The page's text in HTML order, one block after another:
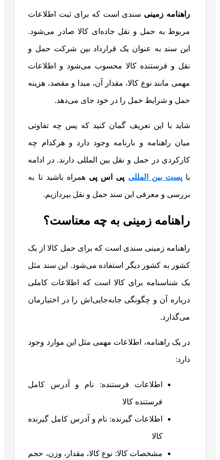
راهنامه زمینی سندی است که برای ثبت اطلاعات
مربوط به حمل و نقل جاده‌ای کالا صادر می‌شود.
این سند به عنوان یک قرارداد بین شرکت حمل و
نقل و فرستنده کالا محسوب می‌شود و اطلاعات
مهمی مانند نوع کالا، مقدار آن، مبدا و مقصد، هزینه
حمل و شرایط حمل را در خود جای می‌دهد.
شاید با این تعریف گمان کنید که پس چه تفاوتی
میان راهنامه و بارنامه وجود دارد و هرکدام چه
کارکردی در حمل و نقل بین المللی دارند. در ادامه
باپست بین المللی پی اس پی همراه باشید تا به
بررسی و معرفی این سند حمل و نقل بپردازیم.
راهنامه زمینی به چه معناست؟
راهنامه زمینی سندی است که برای حمل کالا از یک
کشور به کشور دیگر استفاده می‌شود. این سند مثل
یک شناسنامه برای کالا است که اطلاعات کاملی
درباره آن و چگونگی جابه‌جایی‌اش را در اختیارمان
می‌گذارد.
در یک راهنامه، اطلاعات مهمی مثل این موارد وجود
دارد:
اطلاعات فرستنده: نام و آدرس کامل
فرستنده کالا
اطلاعات گیرنده: نام و آدرس کامل گیرنده
کالا
مشخصات کالا: نوع کالا، مقدار، وزن، حجم